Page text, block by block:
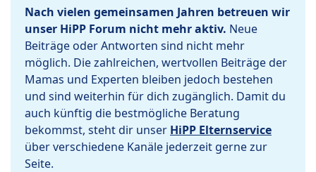
Nach vielen gemeinsamen Jahren betreuen wir
unser HiPP Forum nicht mehr aktiv. Neue
Beiträge oder Antworten sind nicht mehr
möglich. Die zahlreichen, wertvollen Beiträge der
Mamas und Experten bleiben jedoch bestehen
und sind weiterhin für dich zugänglich. Damit du
auch künftig die bestmögliche Beratung
bekommst, steht dir unser HiPP Elternservice
über verschiedene Kanäle jederzeit gerne zur
Seite.